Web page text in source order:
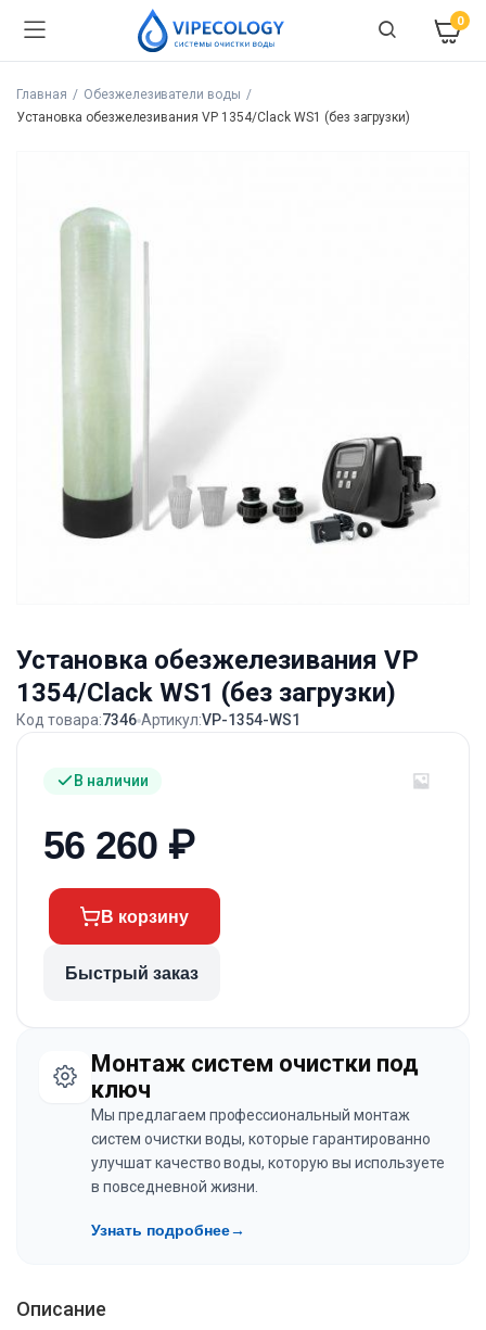
0
Главная
Обезжелезиватели воды
Установка обезжелезивания VP 1354/Clack WS1 (без загрузки)
Установка обезжелезивания VP
1354/Clack WS1 (без загрузки)
Код товара:7346 Артикул:VP-1354-WS1
В наличии
56 260 ₽
В корзину
Быстрый заказ
Монтаж систем очистки под
ключ
Мы предлагаем профессиональный монтаж
систем очистки воды, которые гарантированно
улучшат качество воды, которую вы используете
в повседневной жизни.
Узнать подробнее→
Описание